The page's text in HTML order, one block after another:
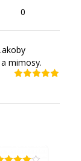
0
mimosy.